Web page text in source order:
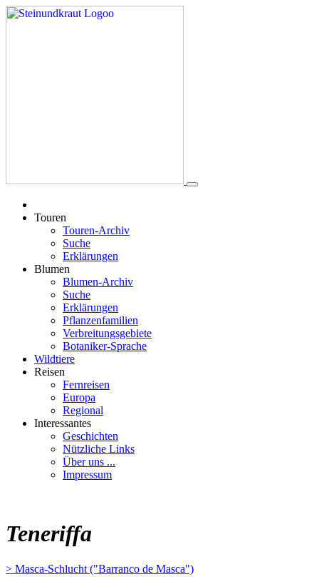
Touren
Touren-Archiv
Suche
Erklärungen
Blumen
Blumen-Archiv
Suche
Erklärungen
Pflanzenfamilien
Verbreitungsgebiete
Botaniker-Sprache
Wildtiere
Reisen
Fernreisen
Europa
Regional
Interessantes
Geschichten
Nützliche Links
Über uns ...
Impressum
Teneriffa
> Masca-Schlucht ("Barranco de Masca")